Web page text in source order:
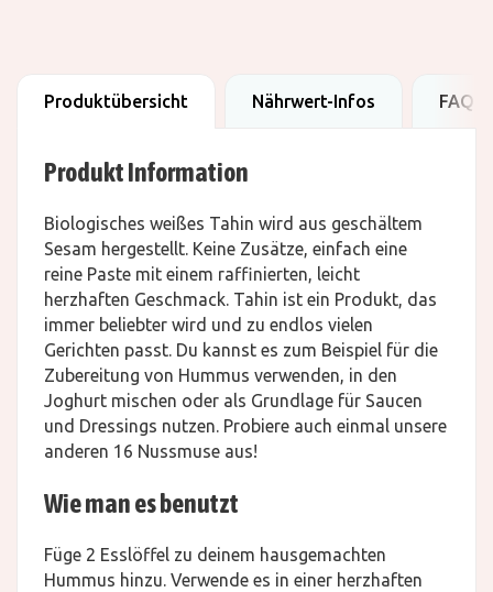
Produktübersicht Nährwert-Infos FAQ
Produkt Information
Biologisches weißes Tahin wird aus geschältem
Sesam hergestellt. Keine Zusätze, einfach eine
reine Paste mit einem raffinierten, leicht
herzhaften Geschmack. Tahin ist ein Produkt, das
immer beliebter wird und zu endlos vielen
Gerichten passt. Du kannst es zum Beispiel für die
Zubereitung von Hummus verwenden, in den
Joghurt mischen oder als Grundlage für Saucen
und Dressings nutzen. Probiere auch einmal unsere
anderen 16 Nussmuse aus!
Wie man es benutzt
Füge 2 Esslöffel zu deinem hausgemachten
Hummus hinzu. Verwende es in einer herzhaften